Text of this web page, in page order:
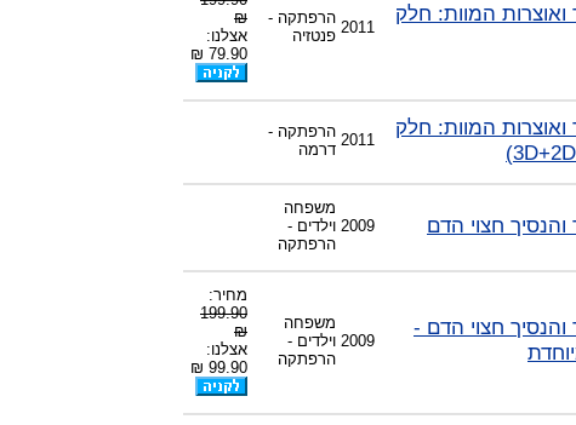
ואוצרות המוות: חלק
2011
הרפתקה -
פנטזיה
₪
אצלנו:
79.90 ₪
ואוצרות המוות: חלק
2011 הרפתקה -
דרמה
והנסיך חצוי הדם 2009
משפחה
וילדים -
הרפתקה
והנסיך חצוי הדם -
2009
משפחה
וילדים -
הרפתקה
מחיר:
199.90
₪
אצלנו:
99.90 ₪